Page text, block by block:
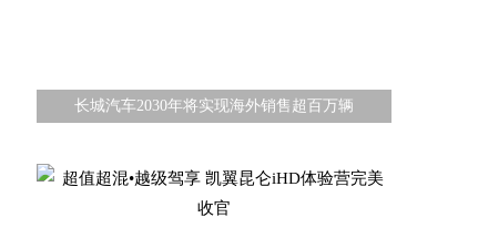
长城汽车2030年将实现海外销售超百万辆